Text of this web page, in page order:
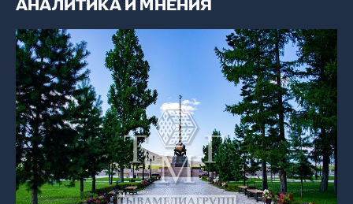
АНАЛИТИКА И МНЕНИЯ